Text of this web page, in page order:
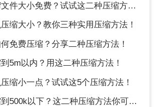
件大小免费？试试这二种压缩方法！
缩大小？教你三种实用压缩方法！
免费压缩？分享二种压缩方法！
5m以内？用这二种压缩方法！
缩小一点？试试这5个压缩方法！
以下？这二种压缩方法你可以轻松学会！